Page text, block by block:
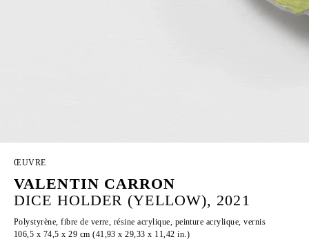
ŒUVRE
VALENTIN CARRON
DICE HOLDER (YELLOW), 2021
Polystyrène, fibre de verre, résine acrylique, peinture acrylique, vernis
106,5 x 74,5 x 29 cm (41,93 x 29,33 x 11,42 in.)